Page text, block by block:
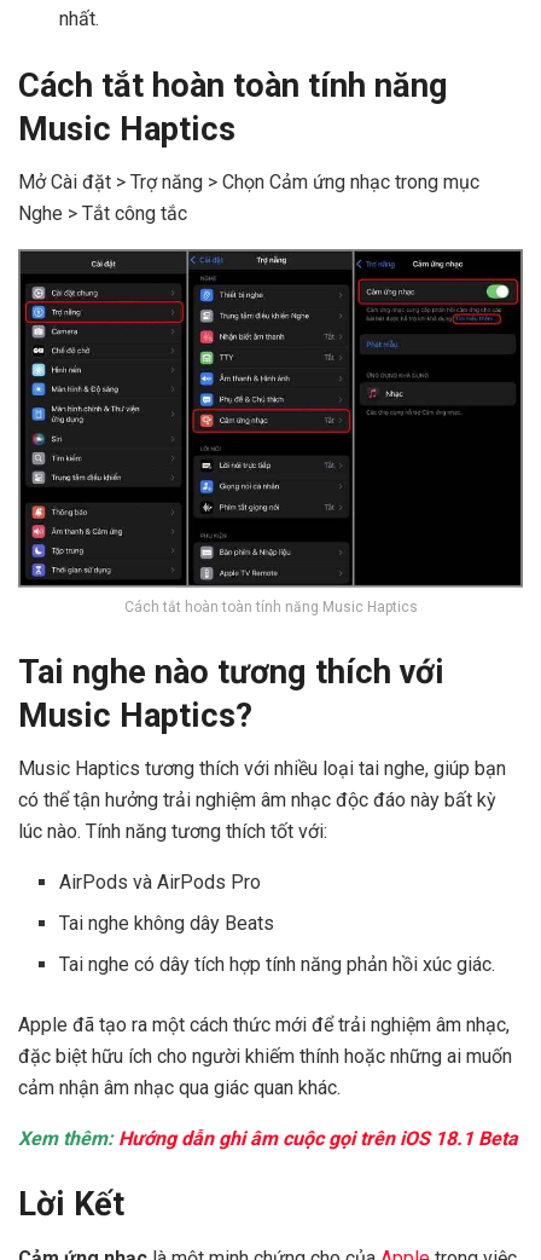
nhất.
Cách tắt hoàn toàn tính năng
Music Haptics
Mở Cài đặt > Trợ năng > Chọn Cảm ứng nhạc trong mục
Nghe > Tắt công tắc
Cách tắt hoàn toàn tính năng Music Haptics
Tai nghe nào tương thích với
Music Haptics?
Music Haptics tương thích với nhiều loại tai nghe, giúp bạn
có thể tận hưởng trải nghiệm âm nhạc độc đáo này bất kỳ
lúc nào. Tính năng tương thích tốt với:
AirPods và AirPods Pro
Tai nghe không dây Beats
Tai nghe có dây tích hợp tính năng phản hồi xúc giác.
Apple đã tạo ra một cách thức mới để trải nghiệm âm nhạc,
đặc biệt hữu ích cho người khiếm thính hoặc những ai muốn
cảm nhận âm nhạc qua giác quan khác.
Xem thêm: Hướng dẫn ghi âm cuộc gọi trên iOS 18.1 Beta
Lời Kết